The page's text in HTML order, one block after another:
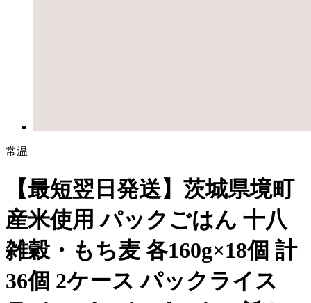
常温
【最短翌日発送】茨城県境町
産米使用 パックごはん 十八
雑穀・もち麦 各160g×18個 計
36個 2ケース パックライス